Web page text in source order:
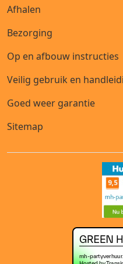
Afhalen
Bezorging
Op en afbouw instructies
Veilig gebruik en
Goed weer garantie
Sitemap